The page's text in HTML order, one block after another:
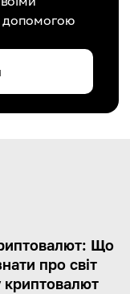
допомогою
Що
про світ
криптовалют